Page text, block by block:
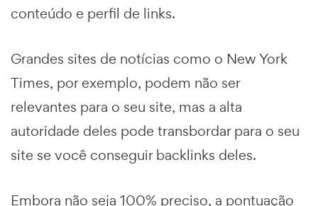
conteúdo e perfil de links.
Grandes sites de notícias como o New York
Times, por exemplo, podem não ser
relevantes para o seu site, mas a alta
autoridade deles pode transbordar para o seu
site se você conseguir backlinks deles.
Embora não seja 100% preciso, a pontuação